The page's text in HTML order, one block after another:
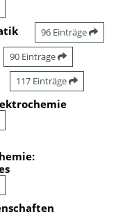
96 Einträge
90 Einträge
117 Einträge